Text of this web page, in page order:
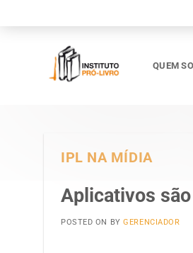
QUEM
IPL NA MÍDIA
Aplicativos
POSTED ON BYGERENCIADOR